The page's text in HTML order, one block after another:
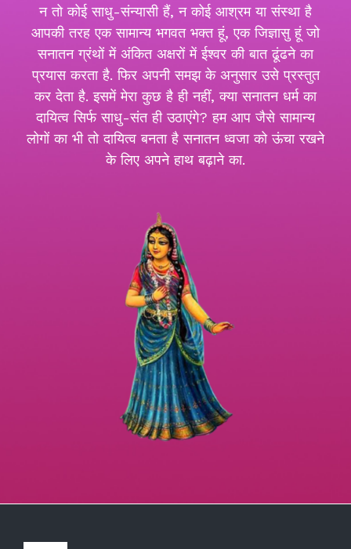
न तो कोई साधु-संन्यासी हैं, न कोई आश्रम या संस्था है
आपकी तरह एक सामान्य भगवत भक्त हूं, एक जिज्ञासु हूं जो
सनातन ग्रंथों में अंकित अक्षरों में ईश्वर की बात ढूंढने का
प्रयास करता है. फिर अपनी समझ के अनुसार उसे प्रस्तुत
कर देता है. इसमें मेरा कुछ है ही नहीं, क्या सनातन धर्म का
दायित्व सिर्फ साधु-संत ही उठाएंगे? हम आप जैसे सामान्य
लोगों का भी तो दायित्व बनता है सनातन ध्वजा को ऊंचा रखने
के लिए अपने हाथ बढ़ाने का.